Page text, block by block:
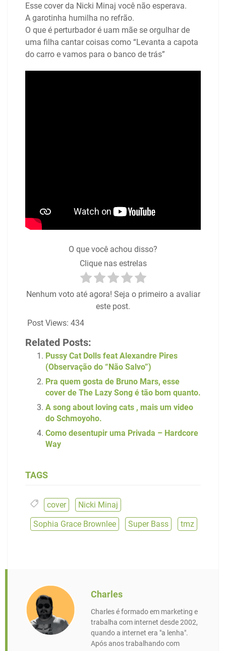
Esse cover da Nicki Minaj você não esperava.
A garotinha humilha no refrão.
O que é perturbador é uam mãe se orgulhar de
uma filha cantar coisas como “Levanta a capota
do carro e vamos para o banco de trás”
O que você achou disso?
Clique nas estrelas
Nenhum voto até agora! Seja o primeiro a avaliar
este post.
Post Views: 434
Related Posts:
Pussy Cat Dolls feat Alexandre Pires
(Observação do “Não Salvo”)
Pra quem gosta de Bruno Mars, esse
cover de The Lazy Song é tão bom quanto.
A song about loving cats , mais um video
do Schmoyoho.
Como desentupir uma Privada – Hardcore
Way
TAGS
cover Nicki Minaj
Sophia Grace Brownlee
Super Bass tmz
Charles
Charles é formado em marketing e
trabalha com internet desde 2002,
quando a internet era "a lenha".
Após anos trabalhando com